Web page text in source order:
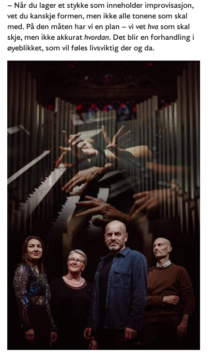
– Når du lager et stykke som inneholder improvisasjon,
vet du kanskje formen, men ikke alle tonene som skal
med. På den måten har vi en plan – vi vet hva som skal
skje, men ikke akkurat hvordan. Det blir en forhandling i
øyeblikket, som vil føles livsviktig der og da.